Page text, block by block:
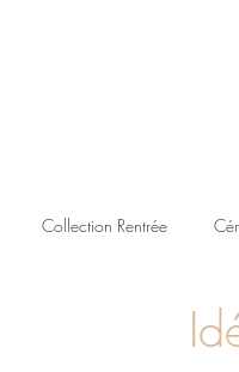
Collection Rentrée